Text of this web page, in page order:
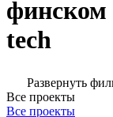
финском
tech
Развернуть
Все проекты
Все проекты